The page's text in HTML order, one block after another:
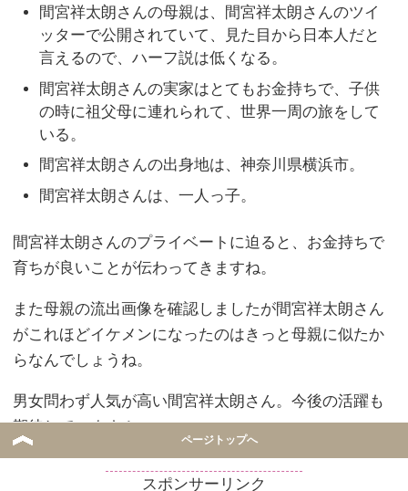
間宮祥太朗さんの母親は、間宮祥太朗さんのツイ
ッターで公開されていて、見た目から日本人だと
言えるので、ハーフ説は低くなる。
間宮祥太朗さんの実家はとてもお金持ちで、子供
の時に祖父母に連れられて、世界一周の旅をして
いる。
間宮祥太朗さんの出身地は、神奈川県横浜市。
間宮祥太朗さんは、一人っ子。
間宮祥太朗さんのプライベートに迫ると、お金持ちで
育ちが良いことが伝わってきますね。
また母親の流出画像を確認しましたが間宮祥太朗さん
がこれほどイケメンになったのはきっと母親に似たか
らなんでしょうね。
男女問わず人気が高い間宮祥太朗さん。今後の活躍も
期待しています！
スポンサーリンク
ページトップへ